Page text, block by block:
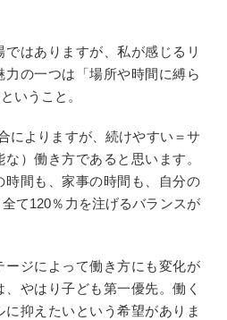
はありますが、私が感じるリ
の一つは「場所や時間に縛ら
いうこと。
によりますが、続けやすい＝サ
）働き方であると思います。
時間も、家事の時間も、自分の
て120％力を注げるバランスが
ージによって働き方にも変化が
やはり子ども第一優先。働く
に抑えたいという希望がありま